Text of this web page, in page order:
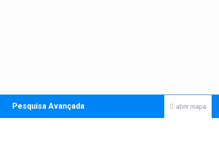
abrir mapa
Pesquisa Avançada